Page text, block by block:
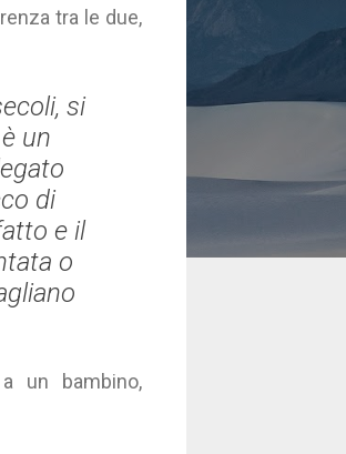
tra le due,
si
un
di
e il
o
un bambino,